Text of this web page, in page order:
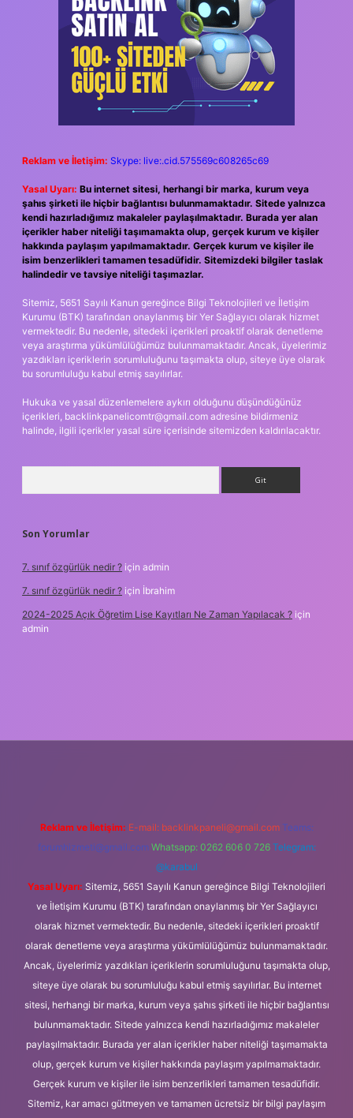
Reklam ve İletişim: Skype: live:.cid.575569c608265c69
Yasal Uyarı: Bu internet sitesi, herhangi bir marka, kurum veya
şahıs şirketi ile hiçbir bağlantısı bulunmamaktadır. Sitede yalnızca
kendi hazırladığımız makaleler paylaşılmaktadır. Burada yer alan
içerikler haber niteliği taşımamakta olup, gerçek kurum ve kişiler
hakkında paylaşım yapılmamaktadır. Gerçek kurum ve kişiler ile
isim benzerlikleri tamamen tesadüfidir. Sitemizdeki bilgiler taslak
halindedir ve tavsiye niteliği taşımazlar.
Sitemiz, 5651 Sayılı Kanun gereğince Bilgi Teknolojileri ve İletişim
Kurumu (BTK) tarafından onaylanmış bir Yer Sağlayıcı olarak hizmet
vermektedir. Bu nedenle, sitedeki içerikleri proaktif olarak denetleme
veya araştırma yükümlülüğümüz bulunmamaktadır. Ancak, üyelerimiz
yazdıkları içeriklerin sorumluluğunu taşımakta olup, siteye üye olarak
bu sorumluluğu kabul etmiş sayılırlar.
Hukuka ve yasal düzenlemelere aykırı olduğunu düşündüğünüz
içerikleri, backlinkpanelicomtr@gmail.com adresine bildirmeniz
halinde, ilgili içerikler yasal süre içerisinde sitemizden kaldırılacaktır.
Son Yorumlar
7. sınıf özgürlük nedir ? için admin
7. sınıf özgürlük nedir ? için İbrahim
2024-2025 Açık Öğretim Lise Kayıtları Ne Zaman Yapılacak ? için
admin
Reklam ve İletişim: E-mail: backlinkpaneli@gmail.com Teams:
forumhizmeti@gmail.com Whatsapp: 0262 606 0 726 Telegram:
@karabul
Yasal Uyarı: Sitemiz, 5651 Sayılı Kanun gereğince Bilgi Teknolojileri
ve İletişim Kurumu (BTK) tarafından onaylanmış bir Yer Sağlayıcı
olarak hizmet vermektedir. Bu nedenle, sitedeki içerikleri proaktif
olarak denetleme veya araştırma yükümlülüğümüz bulunmamaktadır.
Ancak, üyelerimiz yazdıkları içeriklerin sorumluluğunu taşımakta olup,
siteye üye olarak bu sorumluluğu kabul etmiş sayılırlar. Bu internet
sitesi, herhangi bir marka, kurum veya şahıs şirketi ile hiçbir bağlantısı
bulunmamaktadır. Sitede yalnızca kendi hazırladığımız makaleler
paylaşılmaktadır. Burada yer alan içerikler haber niteliği taşımamakta
olup, gerçek kurum ve kişiler hakkında paylaşım yapılmamaktadır.
Gerçek kurum ve kişiler ile isim benzerlikleri tamamen tesadüfidir.
Sitemiz, kar amacı gütmeyen ve tamamen ücretsiz bir bilgi paylaşım